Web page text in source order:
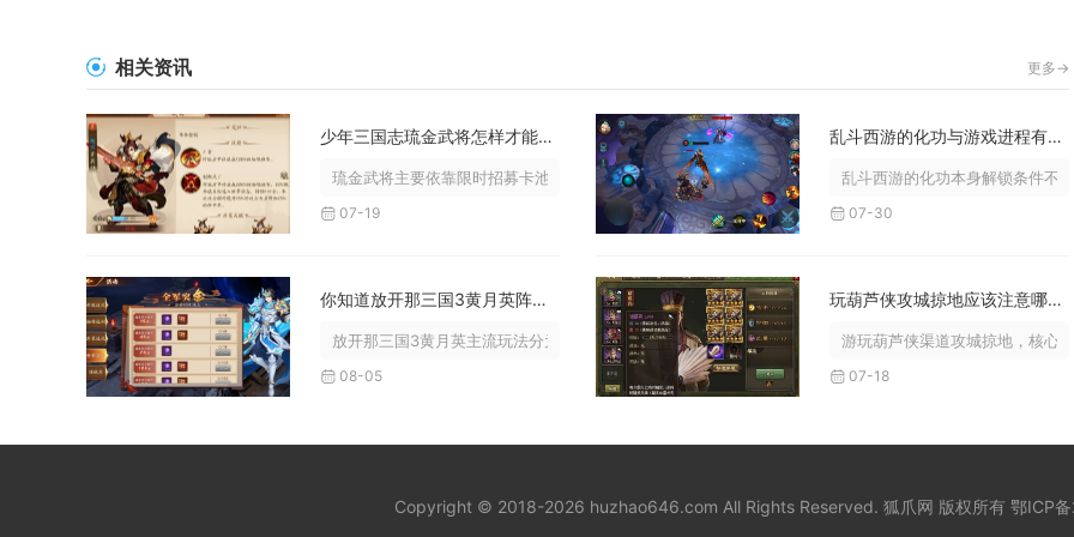
相关资讯 更多->
少年三国志琉金武将怎样才能得到
琉金武将主要依靠限时招募卡池抽取、活动碎片兑换、跨服玩法奖励...
07-19
乱斗西游的化功与游戏进程有关吗
乱斗西游的化功本身解锁条件不
07-30
你知道放开那三国3黄月英阵容怎么玩吗
放开那三国3黄月英主流玩法分为两套体系，一套是蜀国续航控场队...
08-05
玩葫芦侠攻城掠地应该注意哪些事项
游玩葫芦侠渠道攻城掠地，核心
07-18
Copyright © 2018-2026 huzhao646.com All Rights Reserved. 狐爪网 版权所有 鄂ICP